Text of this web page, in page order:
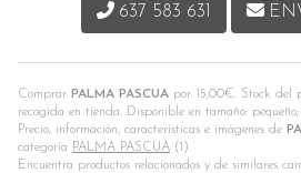
Comprar PALMA PASCUA por 15,00€. Stock del
recogida en tienda. Disponible en tamaño:
Precio, información, características e imágenes de
categoría PALMA PASCUA (1).
Encuentra productos relacionados y de similares
637 583 631